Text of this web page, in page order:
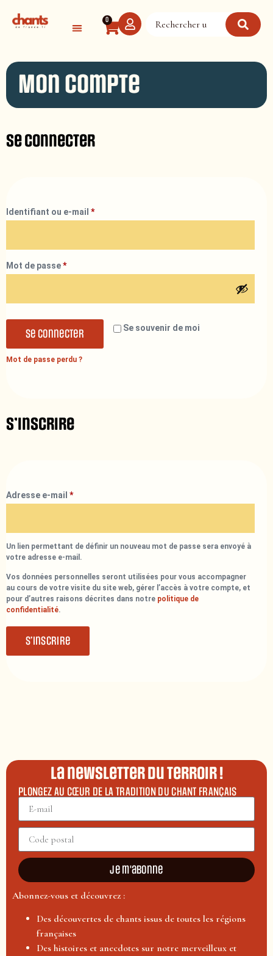
0
Mon compte
Se connecter
Identifiant ou e-mail *
Mot de passe*
Se souvenir de moi
Se connecter
Mot de passe perdu ?
S’inscrire
Adresse e-mail *
Un lien permettant de définir un nouveau mot de passe sera envoyé à
votre adresse e-mail.
Vos données personnelles seront utilisées pour vous accompagner
au cours de votre visite du site web, gérer l’accès à votre compte, et
pour d’autres raisons décrites dans notre politique de
confidentialité.
S’inscrire
La newsletter du terroir !
PLONGEZ AU CŒUR DE LA TRADITION DU CHANT FRANÇAIS
Je m'abonne
Abonnez-vous et découvrez :
Des découvertes de chants issus de toutes les régions
françaises
Des histoires et anecdotes sur notre merveilleux et